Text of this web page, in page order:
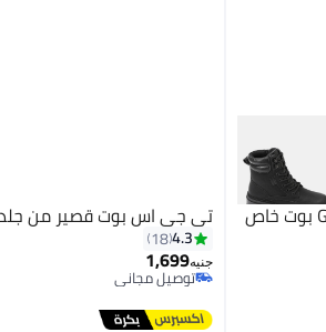
ديجافو حذاء ديجافو حذاء GER-DVTX-019 بوت خاص
7
تي جي اس بوت قصير من
4.3
18
جنيه1,699
توصيل مجاني
توصيل مجاني